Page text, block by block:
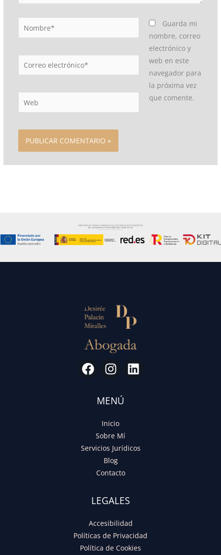
Nombre*
Correo
electrónico*
Guarda mi
nombre, correo
electrónico y
web en este
navegador para
la próxima vez
que comente.
MENÚ
Inicio
Sobre Mí
Servicios Jurídicos
Blog
Contacto
LEGALES
Accesibilidad
Políticas de Privacidad
Política de Cookies